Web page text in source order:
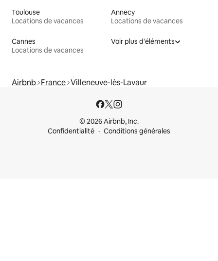
Toulouse
Locations de vacances
Annecy
Locations de vacances
Cannes
Locations de vacances
Voir plus d'éléments
Airbnb France Villeneuve-lès-Lavaur
© 2026 Airbnb, Inc.
Confidentialité
Conditions générales